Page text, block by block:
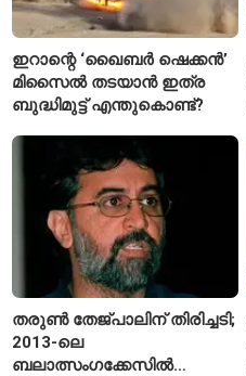
ഇറാന്റെ ‘ഖൈബർ ഷെക്കൻ’
മിസൈൽ തടയാൻ ഇത്ര
ബുദ്ധിമുട്ട് എന്തുകൊണ്ട്?
തരുൺ തേജ്പാലിന് തിരിച്ചടി;
2013-ലെ
ബലാത്സംഗക്കേസിൽ